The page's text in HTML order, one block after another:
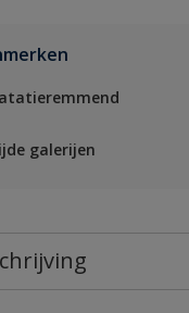
galerijen